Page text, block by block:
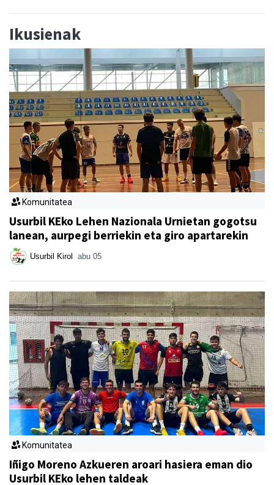
Ikusienak
Komunitatea
Usurbil KEko Lehen Nazionala Urnietan gogotsu
lanean, aurpegi berriekin eta giro apartarekin
Usurbil Kirol abu 05
Komunitatea
Iñigo Moreno Azkueren aroari hasiera eman dio
Usurbil KEko lehen taldeak